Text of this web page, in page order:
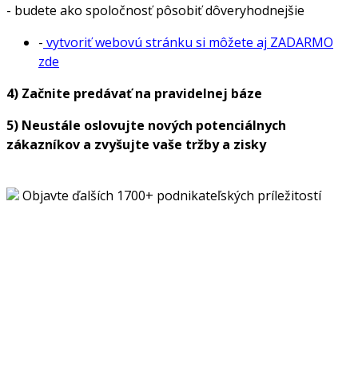
- budete ako spoločnosť pôsobiť dôveryhodnejšie
- vytvoriť webovú stránku si môžete aj ZADARMO
zde
4) Začnite predávať na pravidelnej báze
5) Neustále oslovujte nových potenciálnych
zákazníkov a zvyšujte vaše tržby a zisky
Objavte ďalších 1700+ podnikateľských príležitostí